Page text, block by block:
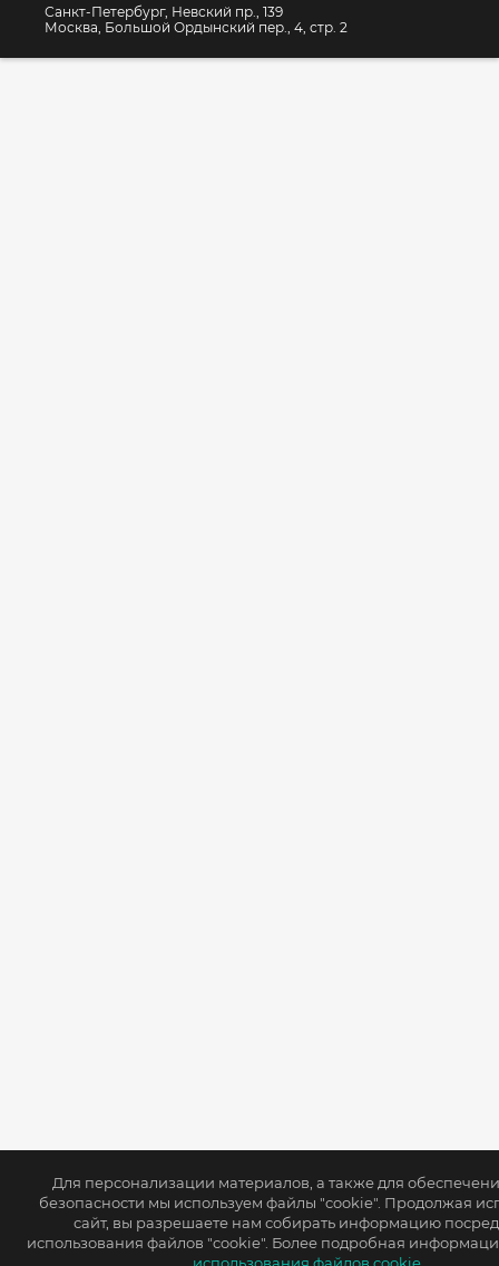
Для персонализации материалов, а также для
безопасности мы используем файлы "cookie". Продолжая
сайт, вы разрешаете нам собирать информацию
использования файлов "cookie". Более подробная
Санкт-Петербург, Невский пр., 139
Москва, Большой Ордынский пер., 4, стр. 2